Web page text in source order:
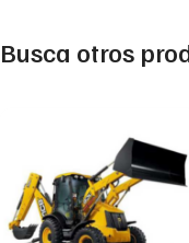
Busca otros